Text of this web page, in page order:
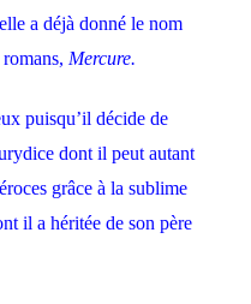
a déjà donné le nom
Mercure.
puisqu’il décide de
dont il peut autant
grâce à la sublime
il a héritée de son père